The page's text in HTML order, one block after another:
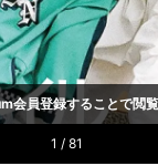
会員登録することで閲
1 / 81